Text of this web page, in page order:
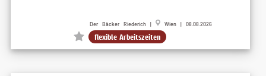
Der Bäcker Riederich | Wien | 08.08.2026
flexible Arbeitszeiten